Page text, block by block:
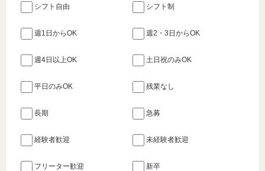
シフト自由 シフト制
週1日からOK 週2・3日からOK
週4日以上OK 土日祝のみOK
平日のみOK 残業なし
長期 急募
経験者歓迎 未経験者歓迎
フリーター歓迎 新卒